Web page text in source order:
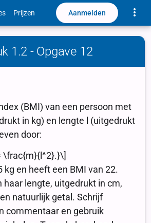
Prijzen Aanmelden
1.2 - Opgave 12